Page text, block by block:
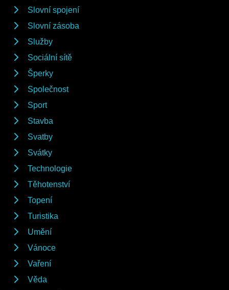
Slovní spojení
Slovní zásoba
Služby
Sociální sítě
Šperky
Společnost
Sport
Stavba
Svatby
Svátky
Technologie
Těhotenství
Topení
Turistika
Umění
Vánoce
Vaření
Věda